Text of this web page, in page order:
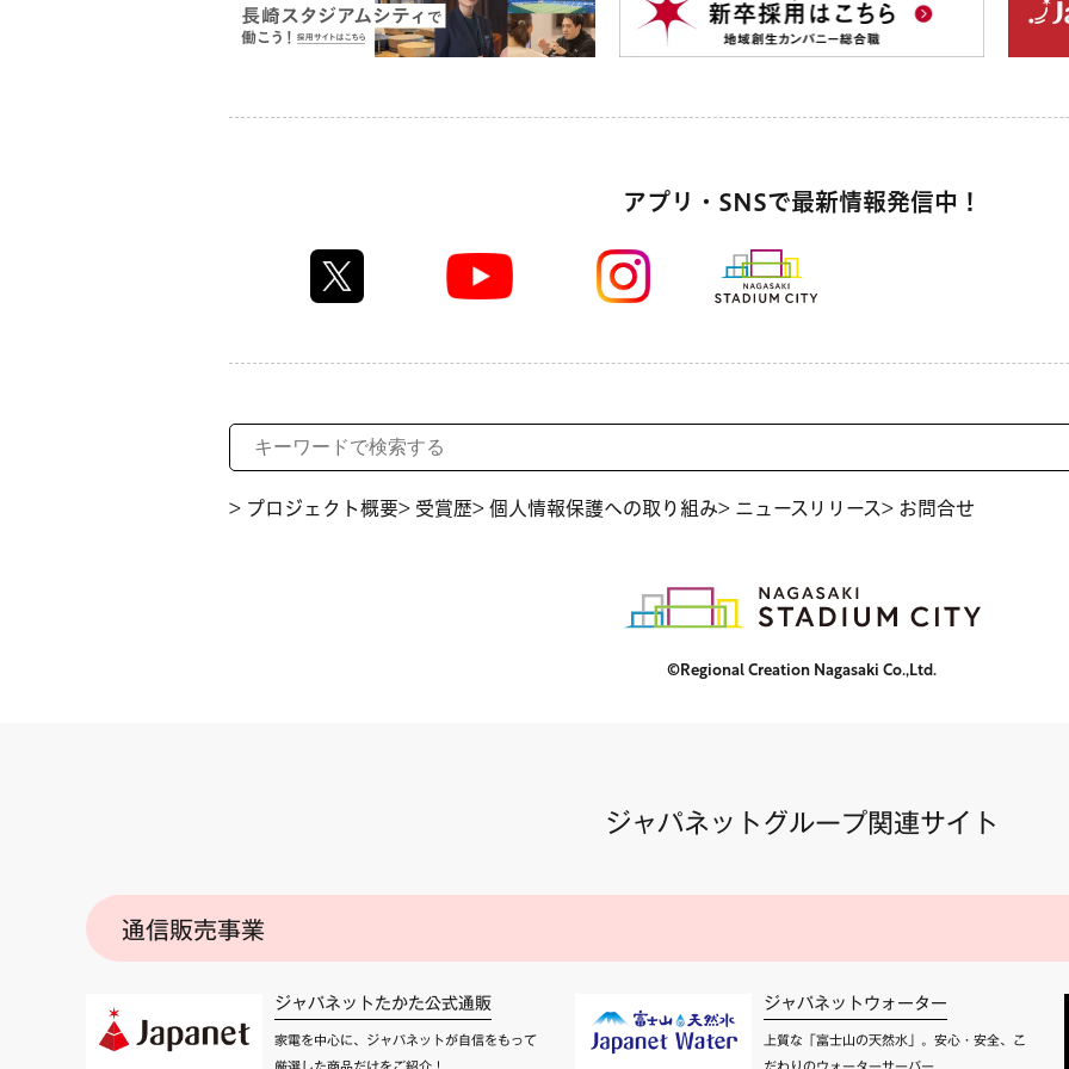
アプリ・SNSで最新情報発信中！
> プロジェクト概要> 受賞歴> 個人情報保護への取り組み> ニュースリリース> お問合せ
©Regional Creation Nagasaki Co.,Ltd.
ジャパネットグループ関連サイト
通信販売事業
ジャパネットたかた公式通販
家電を中心に、ジャパネットが自信をもって
ジャパネットウォーター
上質な「富士山の天然水」。安心・安全、こ